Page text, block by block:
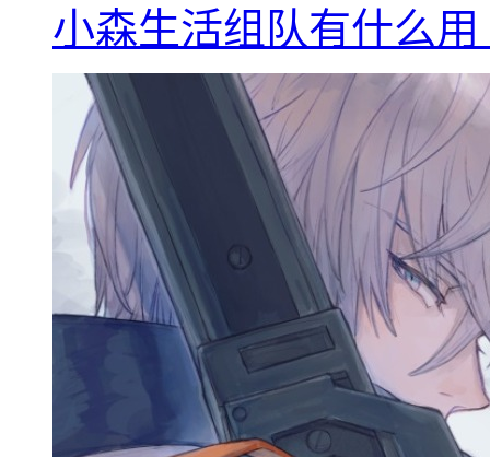
小森生活组队有什么